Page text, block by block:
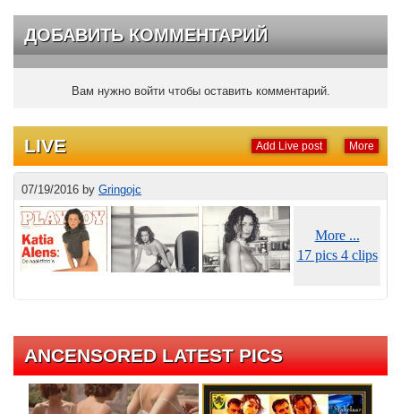
ДОБАВИТЬ КОММЕНТАРИЙ
Вам нужно войти чтобы оставить комментарий.
More
Add Live post
LIVE
07/19/2016 by Gringojc
More ...
17 pics 4 clips
ANCENSORED LATEST PICS